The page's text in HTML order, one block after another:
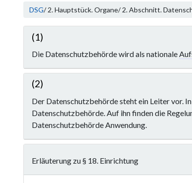
DSG/ 2. Hauptstück. Organe/ 2. Abschnitt.
(1)
Die Datenschutzbehörde wird als nationale
(2)
Der Datenschutzbehörde steht ein Leiter vor.
Datenschutzbehörde. Auf ihn finden die
Datenschutzbehörde Anwendung.
Erläuterung zu § 18. Einrichtung